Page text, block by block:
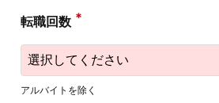
転職回数
アルバイトを除く